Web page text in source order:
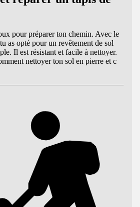
pour préparer ton chemin. Avec le
as opté pour un revêtement de sol
Il est résistant et facile à nettoyer.
nettoyer ton sol en pierre et c